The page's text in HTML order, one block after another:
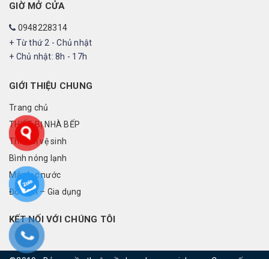
GIỜ MỞ CỬA
0948228314
+ Từ thứ 2 - Chủ nhật
+ Chủ nhật: 8h - 17h
GIỚI THIỆU CHUNG
Trang chủ
THIẾT BỊ NHÀ BẾP
Thiết bị vệ sinh
Bình nóng lạnh
Máy lọc nước
Đồ điện – Gia dụng
KẾT NỐI VỚI CHÚNG TÔI